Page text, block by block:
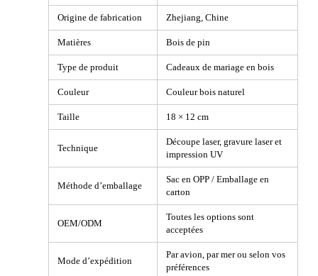
Origine de fabrication Zhejiang, Chine
Matières Bois de pin
Type de produit Cadeaux de mariage en bois
Couleur Couleur bois naturel
Taille 18 × 12 cm
Technique
Découpe laser, gravure laser et
impression UV
Méthode d’emballage
Sac en OPP / Emballage en
carton
OEM/ODM
Toutes les options sont
acceptées
Mode d’expédition
Par avion, par mer ou selon vos
préférences